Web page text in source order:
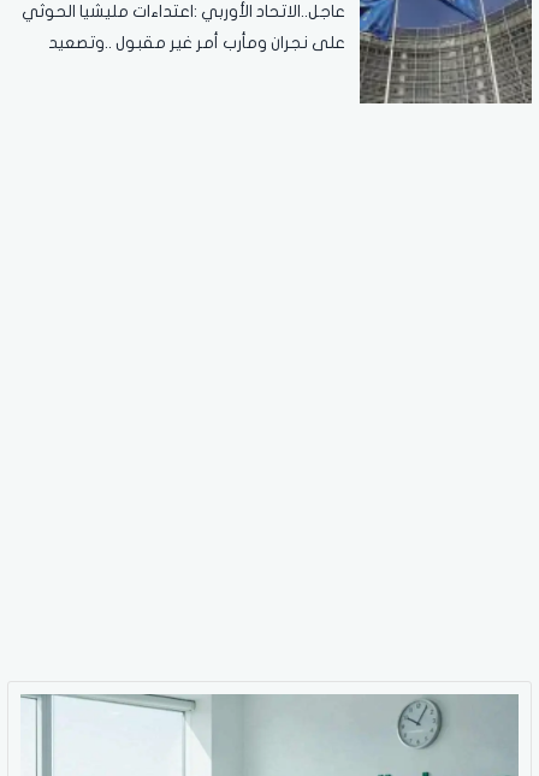
عاجل..الاتحاد الأوربي :اعتداءات مليشيا الحوثي
على نجران ومأرب أمر غير مقبول ..وتصعيد